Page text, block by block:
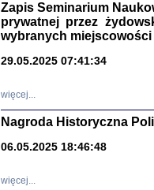
Zapis Seminarium
prywatnej przez
wybranych
29.05.2025 07:41:34
więcej...
Nagroda Historyczna
06.05.2025 18:46:48
więcej...